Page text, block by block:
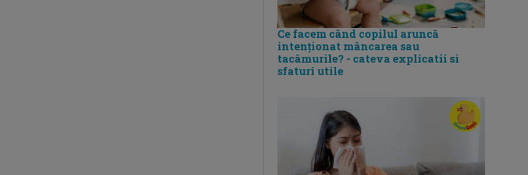
Ce facem când copilul aruncă
intenționat mâncarea sau
tacâmurile? - cateva explicatii si
sfaturi utile